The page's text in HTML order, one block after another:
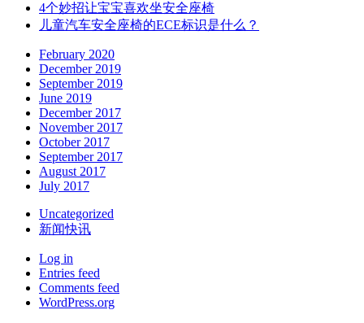
4个妙招让宝宝喜欢坐安全座椅
儿童汽车安全座椅的ECE标识是什么？
February 2020
December 2019
September 2019
June 2019
December 2017
November 2017
October 2017
September 2017
August 2017
July 2017
Uncategorized
新闻快讯
Log in
Entries feed
Comments feed
WordPress.org